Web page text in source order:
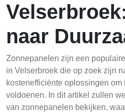
naar
Zonnepanelen zijn een
in Velserbroek die op zoek zijn
kostenefficiënte oplossingen
voldoenen. In dit artikel zullen
van zonnepanelen bekijken,